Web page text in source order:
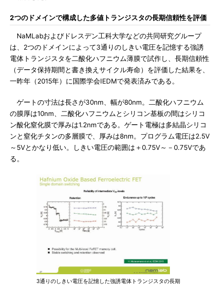
2つのドメインで構成した多値トランジスタの長期信頼性を評価
NaMLabおよびドレスデン工科大学などの共同研究グループ
は、2つのドメインによって3通りのしきい電圧を記憶する強誘
電体トランジスタを二酸化ハフニウム薄膜で試作し、長期信頼性
（データ保持期間と書き換えサイクル寿命）を評価した結果を、
一昨年（2015年）に国際学会IEDMで発表済みである。
ゲートの寸法は長さが30nm、幅が80nm。二酸化ハフニウム
の膜厚は10nm、二酸化ハフニウムとシリコン基板の間はシリコ
ン酸化窒化膜で厚みは1.2nmである。ゲート電極は多結晶シリコ
ンと窒化チタンの多層膜で、厚みは8nm。プログラム電圧は2.5V
～5Vとかなり低い。しきい電圧の範囲は＋0.75V～－0.75Vであ
る。
3通りのしきい電圧を記憶した強誘電体トランジスタの長期